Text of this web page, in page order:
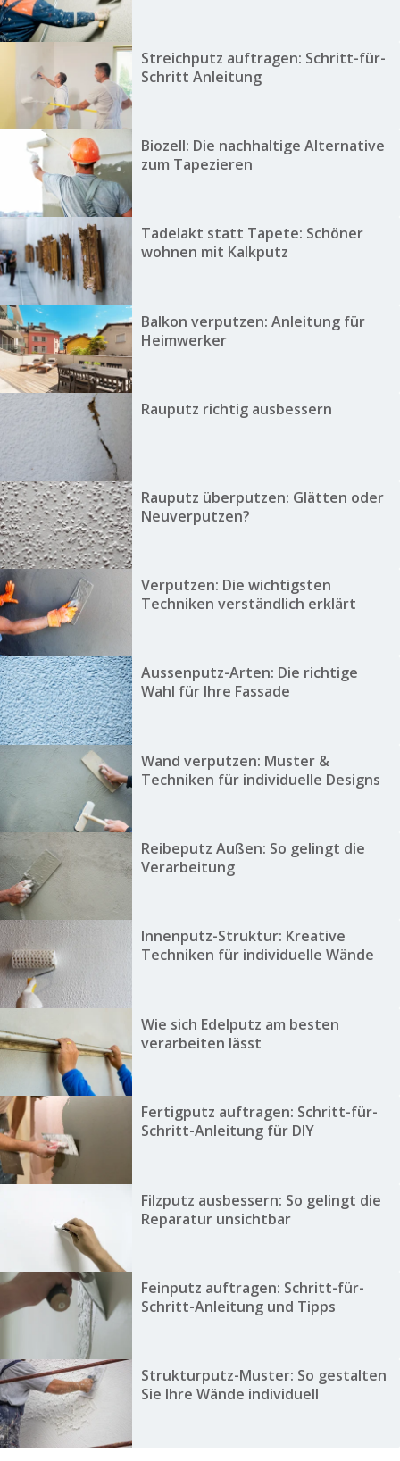
Streichputz auftragen: Schritt-für-
Schritt Anleitung
Biozell: Die nachhaltige Alternative
zum Tapezieren
Tadelakt statt Tapete: Schöner
wohnen mit Kalkputz
Balkon verputzen: Anleitung für
Heimwerker
Rauputz richtig ausbessern
Rauputz überputzen: Glätten oder
Neuverputzen?
Verputzen: Die wichtigsten
Techniken verständlich erklärt
Aussenputz-Arten: Die richtige
Wahl für Ihre Fassade
Wand verputzen: Muster &
Techniken für individuelle Designs
Reibeputz Außen: So gelingt die
Verarbeitung
Innenputz-Struktur: Kreative
Techniken für individuelle Wände
Wie sich Edelputz am besten
verarbeiten lässt
Fertigputz auftragen: Schritt-für-
Schritt-Anleitung für DIY
Filzputz ausbessern: So gelingt die
Reparatur unsichtbar
Feinputz auftragen: Schritt-für-
Schritt-Anleitung und Tipps
Strukturputz-Muster: So gestalten
Sie Ihre Wände individuell